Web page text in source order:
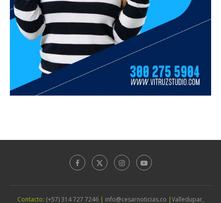
Contacto: (+57) 314 727 7246 | info@cesarnoticias.co |Valledupar,